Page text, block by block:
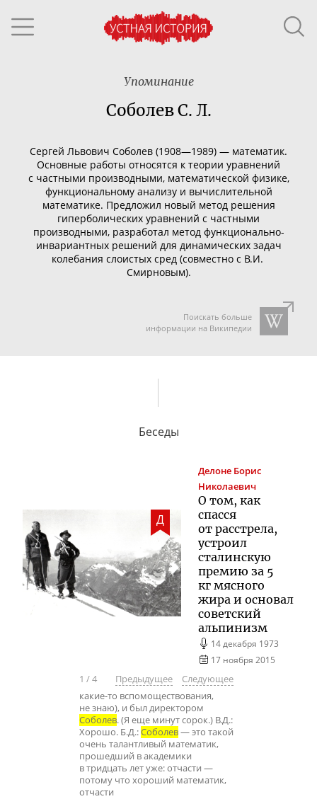
Упоминание
Соболев С. Л.
Сергей Львович Соболев (1908—1989) — математик.
Основные работы относятся к теории уравнений
с частными производными, математической физике,
функциональному анализу и вычислительной
математике. Предложил новый метод решения
гиперболических уравнений с частными
производными, разработал метод функционально-
инвариантныхрешений для динамических задач
колебания слоистых сред (совместно с В.И.
Смирновым).
Поискать больше
информации на Википедии
Беседы
Д
Делоне Борис
Николаевич
О том, как
спасся
от расстрела,
устроил
сталинскую
премию за 5
кг мясного
жира и основал
советский
альпинизм
14 декабря 1973
17 ноября 2015
1 /4 Предыдущее
Следующее
какие-то вспомоществования,
не знаю), и был директором
Соболев. (Я еще минут сорок.) В.Д.:
Хорошо. Б.Д.:Соболев— это такой
очень талантливый математик,
прошедший в академики
в тридцать лет уже: отчасти —
потому что хороший математик,
отчасти